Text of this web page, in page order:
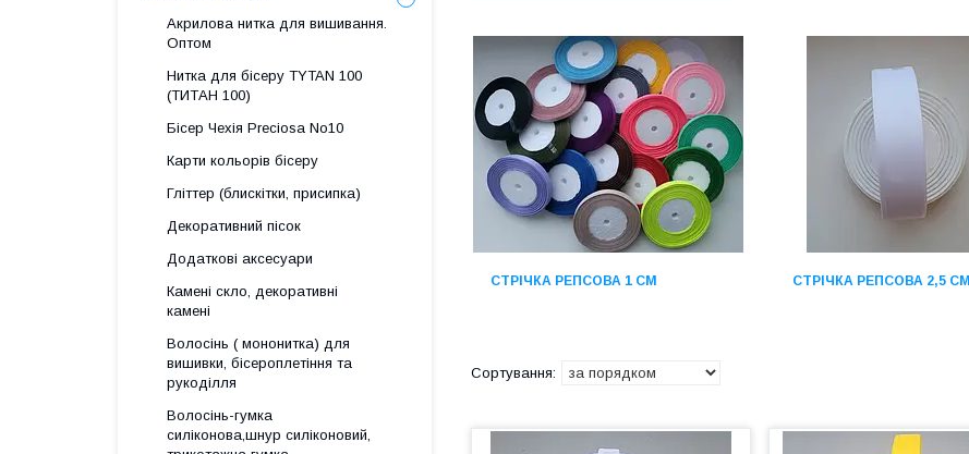
СТРІЧКА РЕПСОВА 1 СМ СТРІЧКА РЕПСОВА 2,5 СМ
Акрилова нитка для вишивання.
Оптом
Нитка для бісеру ТYTAN 100
(ТИТАН 100)
Бісер Чехія Preciosa No10
Карти кольорів бісеру
Гліттер (блискітки, присипка)
Декоративний пісок
Додаткові аксесуари
Камені скло, декоративні
камені
Волосінь ( мононитка) для
вишивки, бісероплетіння та
рукоділля
Волосінь-гумка
силіконова,шнур силіконовий,